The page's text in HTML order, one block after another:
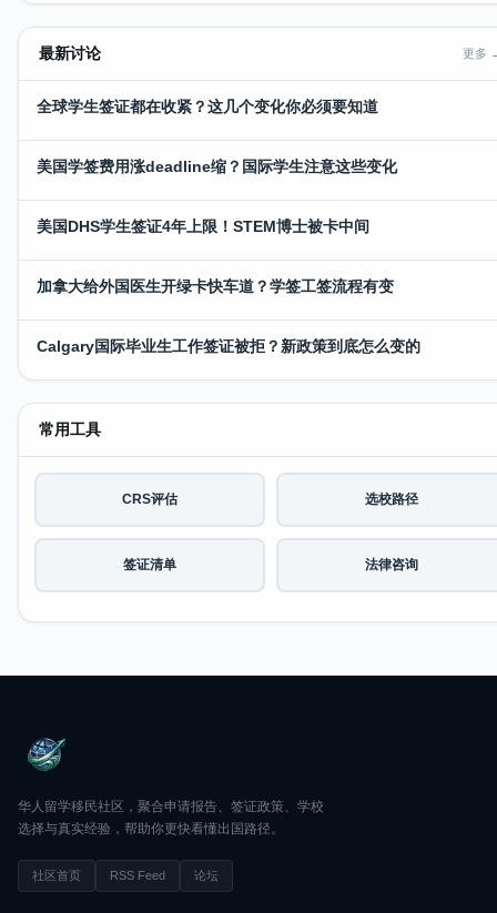
最新讨论 更多
全球学生签证都在收紧？这几个变化你必须要知道
美国学签费用涨deadline缩？国际学生注意这些变化
美国DHS学生签证4年上限！STEM博士被卡中间
加拿大给外国医生开绿卡快车道？学签工签流程有变
Calgary国际毕业生工作签证被拒？新政策到底怎么变的
常用工具
CRS评估 选校路径
签证清单 法律咨询
华人留学移民社区，聚合申请报告、签证政策、学校
选择与真实经验，帮助你更快看懂出国路径。
社区首页 RSS Feed 论坛